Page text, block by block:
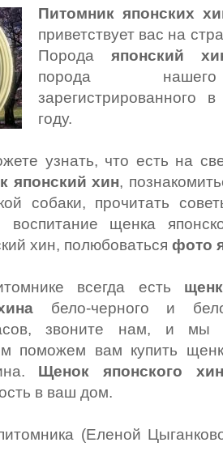
Питомник японских
приветствует вас на
Порода японский
порода
году.
узнать, что есть на
японский хин,
собаки, прочитать
воспитание щенка
хин, полюбоваться фото
всегда есть
бело-черного и
звоните нам, и мы
поможем вам купить
Щенок японского
в ваш дом.
(Еленой